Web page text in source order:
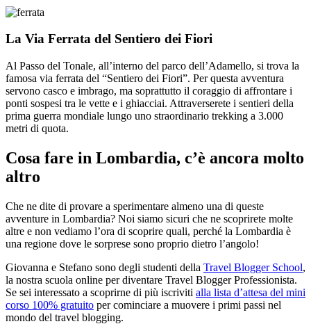
La Via Ferrata del Sentiero dei Fiori
Al Passo del Tonale, all’interno del parco dell’Adamello, si trova la
famosa via ferrata del “Sentiero dei Fiori”. Per questa avventura
servono casco e imbrago, ma soprattutto il coraggio di affrontare i
ponti sospesi tra le vette e i ghiacciai. Attraverserete i sentieri della
prima guerra mondiale lungo uno straordinario trekking a 3.000
metri di quota.
Cosa fare in Lombardia, c’è ancora molto
altro
Che ne dite di provare a sperimentare almeno una di queste
avventure in Lombardia? Noi siamo sicuri che ne scoprirete molte
altre e non vediamo l’ora di scoprire quali, perché la Lombardia è
una regione dove le sorprese sono proprio dietro l’angolo!
Giovanna e Stefano sono degli studenti della Travel Blogger School,
la nostra scuola online per diventare Travel Blogger Professionista.
Se sei interessato a scoprirne di più iscriviti alla lista d’attesa del mini
corso 100% gratuito per cominciare a muovere i primi passi nel
mondo del travel blogging.